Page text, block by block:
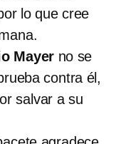
lo que cree
Mayer no se
contra él,
salvar a su